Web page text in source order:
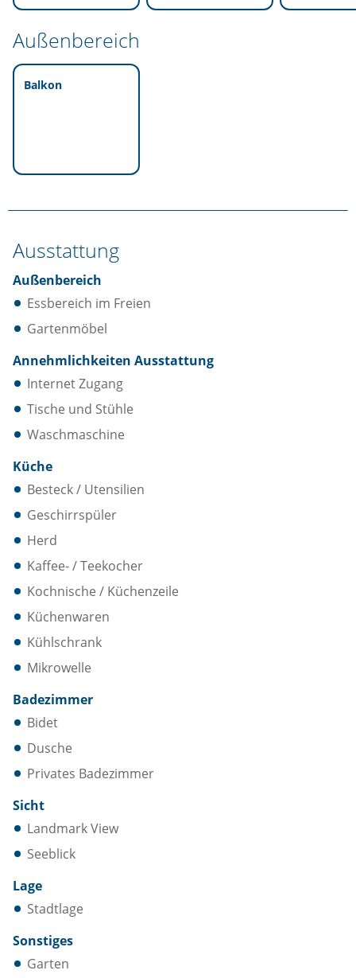
Außenbereich
Balkon
Ausstattung
Außenbereich
Essbereich im Freien
Gartenmöbel
Annehmlichkeiten Ausstattung
Internet Zugang
Tische und Stühle
Waschmaschine
Küche
Besteck / Utensilien
Geschirrspüler
Herd
Kaffee- / Teekocher
Kochnische / Küchenzeile
Küchenwaren
Kühlschrank
Mikrowelle
Badezimmer
Bidet
Dusche
Privates Badezimmer
Sicht
Landmark View
Seeblick
Lage
Stadtlage
Sonstiges
Garten